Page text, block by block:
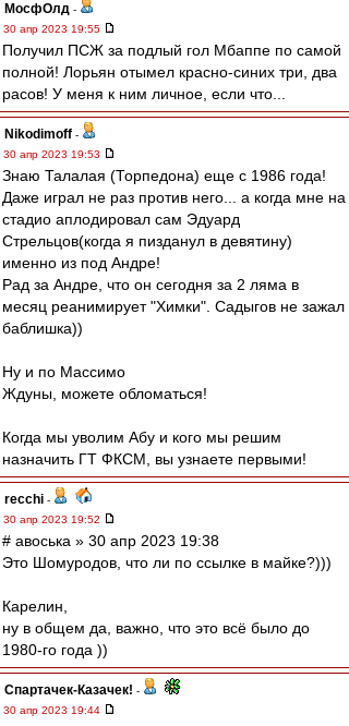
МосфОлд -
30 апр 2023 19:55
Получил ПСЖ за подлый гол Мбаппе по самой
полной! Лорьян отымел красно-синих три, два
расов! У меня к ним личное, если что...
Nikodimoff -
30 апр 2023 19:53
Знаю Талалая (Торпедона) еще с 1986 года!
Даже играл не раз против него... а когда мне на
стадио аплодировал сам Эдуард
Стрельцов(когда я пизданул в девятину)
именно из под Андре!
Рад за Андре, что он сегодня за 2 ляма в
месяц реанимирует "Химки". Садыгов не зажал
баблишка))
Ну и по Массимо
Ждуны, можете обломаться!
Когда мы уволим Абу и кого мы решим
назначить ГТ ФКСМ, вы узнаете первыми!
recchi -
30 апр 2023 19:52
# авоська » 30 апр 2023 19:38
Это Шомуродов, что ли по ссылке в майке?)))
Карелин,
ну в общем да, важно, что это всё было до
1980-го года ))
Спартачек-Казачек! -
30 апр 2023 19:44